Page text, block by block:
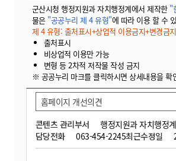
군산시청 행정지원과 자치행정계에서 제작한 "
물은 "공공누리 제 4 유형"에 따라 이용 할 수
제 4 유형: 출처표시+상업적 이용금지+변경금지
출처표시
비상업적 이용만 가능
변형 등 2차적 저작물 작성 금지
※ 공공누리 마크를 클릭하시면 상세내용을 확
콘텐츠 관리부서
행정지원과 자치행정계
담당전화
063-454-2245최근수정일
홈페이지 개선의견